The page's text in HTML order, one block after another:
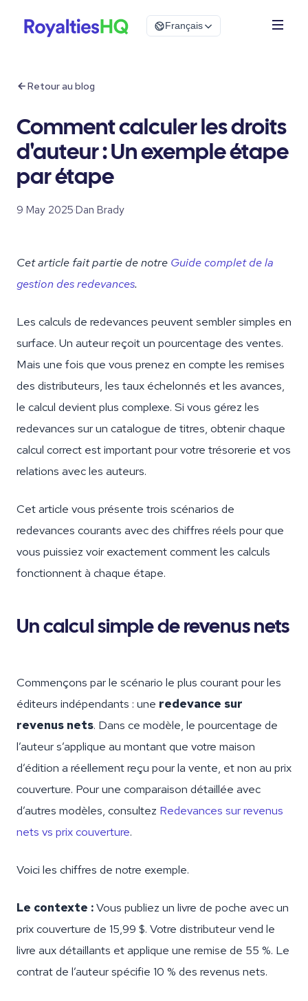
Français
Retour au blog
Comment calculer les droits
d'auteur : Un exemple étape
par étape
9 May 2025·Dan Brady
Cet article fait partie de notre Guide complet de la
gestion des redevances.
Les calculs de redevances peuvent sembler simples en
surface. Un auteur reçoit un pourcentage des ventes.
Mais une fois que vous prenez en compte les remises
des distributeurs, les taux échelonnés et les avances,
le calcul devient plus complexe. Si vous gérez les
redevances sur un catalogue de titres, obtenir chaque
calcul correct est important pour votre trésorerie et vos
relations avec les auteurs.
Cet article vous présente trois scénarios de
redevances courants avec des chiffres réels pour que
vous puissiez voir exactement comment les calculs
fonctionnent à chaque étape.
Un calcul simple de revenus nets
Commençons par le scénario le plus courant pour les
éditeurs indépendants : une redevance sur
revenus nets. Dans ce modèle, le pourcentage de
l’auteur s’applique au montant que votre maison
d’édition a réellement reçu pour la vente, et non au prix
couverture. Pour une comparaison détaillée avec
d’autres modèles, consultez Redevances sur revenus
nets vs prix couverture.
Voici les chiffres de notre exemple.
Le contexte :Vous publiez un livre de poche avec un
prix couverture de 15,99 $. Votre distributeur vend le
livre aux détaillants et applique une remise de 55 %. Le
contrat de l’auteur spécifie 10 % des revenus nets.